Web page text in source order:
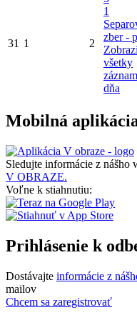
31 1 2
1
zber -
všetky
dňa
Mobilná
Sledujte informácie z nášho
V OBRAZE.
Voľne k stiahnutiu:
Prihlásenie k
Dostávajte informácie z
mailov
Chcem sa zaregistrovať